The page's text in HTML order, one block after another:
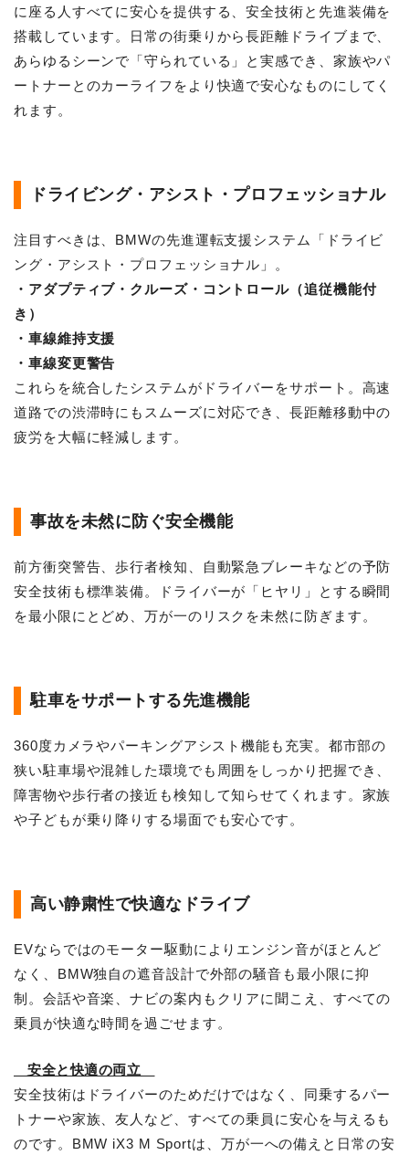
に座る人すべてに安心を提供する、安全技術と先進装備を
搭載しています。日常の街乗りから長距離ドライブまで、
あらゆるシーンで「守られている」と実感でき、家族やパ
ートナーとのカーライフをより快適で安心なものにしてく
れます。
ドライビング・アシスト・プロフェッショナル
注目すべきは、BMWの先進運転支援システム「ドライビ
ング・アシスト・プロフェッショナル」。
・アダプティブ・クルーズ・コントロール（追従機能付
き）
・車線維持支援
・車線変更警告
これらを統合したシステムがドライバーをサポート。高速
道路での渋滞時にもスムーズに対応でき、長距離移動中の
疲労を大幅に軽減します。
事故を未然に防ぐ安全機能
前方衝突警告、歩行者検知、自動緊急ブレーキなどの予防
安全技術も標準装備。ドライバーが「ヒヤリ」とする瞬間
を最小限にとどめ、万が一のリスクを未然に防ぎます。
駐車をサポートする先進機能
360度カメラやパーキングアシスト機能も充実。都市部の
狭い駐車場や混雑した環境でも周囲をしっかり把握でき、
障害物や歩行者の接近も検知して知らせてくれます。家族
や子どもが乗り降りする場面でも安心です。
高い静粛性で快適なドライブ
EVならではのモーター駆動によりエンジン音がほとんど
なく、BMW独自の遮音設計で外部の騒音も最小限に抑
制。会話や音楽、ナビの案内もクリアに聞こえ、すべての
乗員が快適な時間を過ごせます。
安全と快適の両立
安全技術はドライバーのためだけではなく、同乗するパー
トナーや家族、友人など、すべての乗員に安心を与えるも
のです。BMW iX3 M Sportは、万が一への備えと日常の安